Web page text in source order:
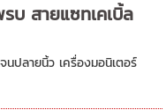
บ สายแซทเคเบิ้ล
ปลายนิ้ว เครื่องมอนิเตอร์